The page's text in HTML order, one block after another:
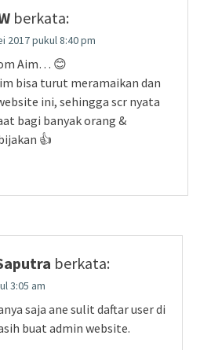
berkata:
2017 pukul 8:40 pm
Aim… 😊
bisa turut meramaikan dan
ini, sehingga scr nyata
bagi banyak orang &
👍
berkata:
3:05 am
saja ane sulit daftar user di
buat admin website.